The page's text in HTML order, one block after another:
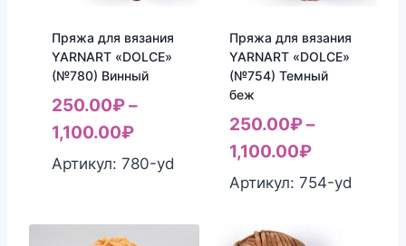
Пряжа для вязания
YARNART «DOLCE»
(№780) Винный
250.00₽–
1,100.00₽
Артикул: 780-yd
Пряжа для вязания
YARNART «DOLCE»
(№754) Темный
беж
250.00₽–
1,100.00₽
Артикул: 754-yd